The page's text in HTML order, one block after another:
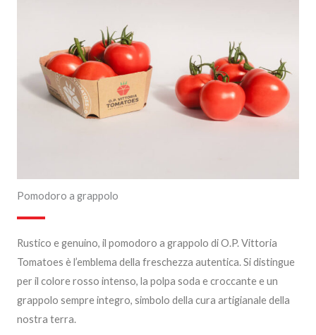
Pomodoro a grappolo
Rustico e genuino, il pomodoro a grappolo di O.P. Vittoria
Tomatoes è l’emblema della freschezza autentica. Si distingue
per il colore rosso intenso, la polpa soda e croccante e un
grappolo sempre integro, simbolo della cura artigianale della
nostra terra.